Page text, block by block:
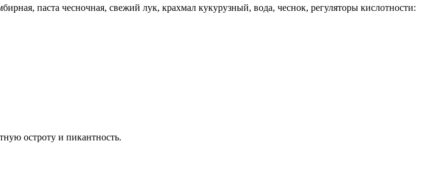
паста чесночная, свежий лук, крахмал кукурузный, вода, чеснок, регуляторы кислотности:
остроту и пикантность.